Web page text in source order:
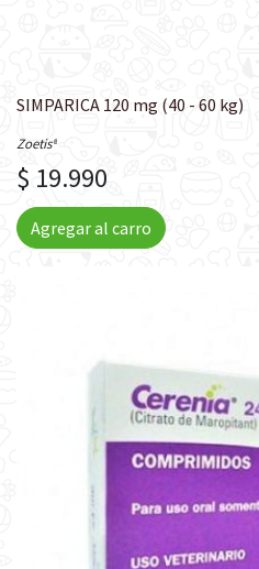
SIMPARICA 120 mg (40 - 60 kg)
Zoetis®
$ 19.990
Agregar al carro